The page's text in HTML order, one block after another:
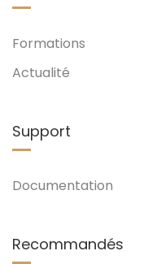
Formations
Actualité
Support
Documentation
Recommandés